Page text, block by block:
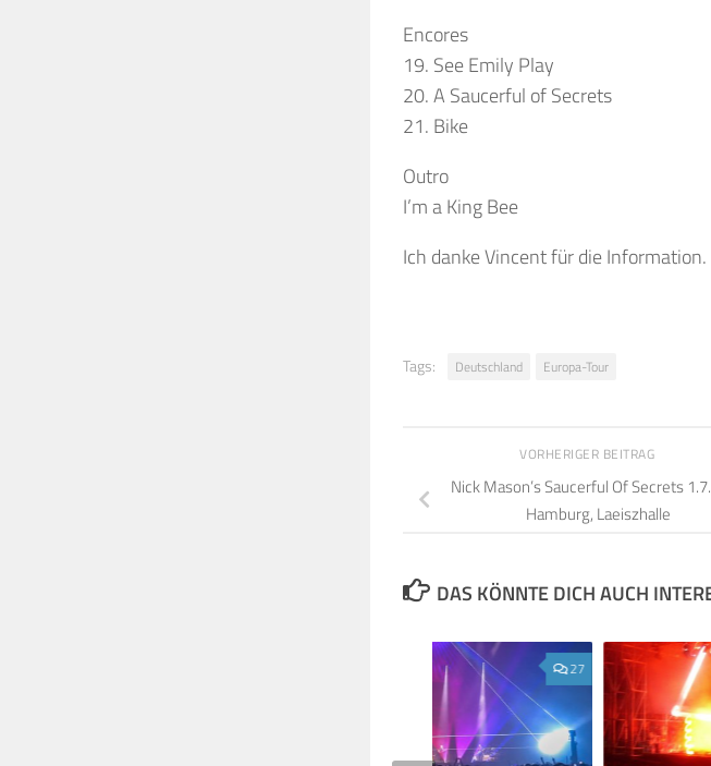
Encores
19. See Emily Play
20. A Saucerful of Secrets
21. Bike
Outro
I’m a King Bee
Ich danke Vincent für die
Tags: Deutschland Europa-Tour
VORHERIGER BEITRAG
Nick Mason’s Saucerful Of Secrets
Hamburg, Laeiszhalle
DAS KÖNNTE DICH AUCH
27